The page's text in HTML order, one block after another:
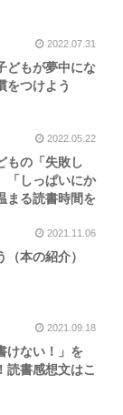
2022.07.31
どもが夢中にな
をつけよう
2022.05.22
もの「失敗し
「しっぱいにか
まる読書時間を
2021.11.06
（本の紹介）
2021.09.18
けない！」を
読書感想文はこ